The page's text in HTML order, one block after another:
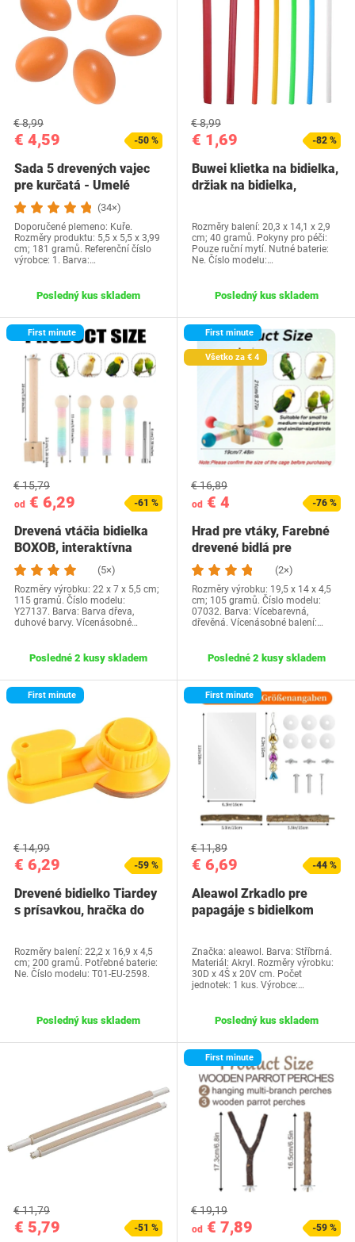
€ 4,59
€ 8,99
-50 %
Sada 5 drevených vajec
pre kurčatá - Umelé
drevené vajíčka…
(34×)
Doporučené plemeno: Kuře.
Rozměry produktu: 5,5 x 5,5 x 3,99
cm; 181 gramů. Referenční číslo
výrobce: 1. Barva:…
Posledný kus skladem
€ 1,69
€ 8,99
-82 %
Buwei klietka na bidielka,
držiak na bidielka,
Rozměry balení: 20,3 x 14,1 x 2,9
cm; 40 gramů. Pokyny pro péči:
Pouze ruční mytí. Nutné baterie:
Ne. Číslo modelu:…
Posledný kus skladem
First minute
od € 6,29
€ 15,79
-61 %
Drevená vtáčia bidielka
BOXOB, interaktívna
hračka s voľným…
(5×)
Rozměry výrobku: 22 x 7 x 5,5 cm;
115 gramů. Číslo modelu:
Y27137. Barva: Barva dřeva,
duhové barvy. Vícenásobné…
Posledné 2 kusy skladem
First minute
Všetko za € 4
od € 4
€ 16,89
-76 %
Hrad pre vtáky, Farebné
drevené bidlá pre
papagáje do…
(2×)
Rozměry výrobku: 19,5 x 14 x 4,5
cm; 105 gramů. Číslo modelu:
07032. Barva: Vícebarevná,
dřevěná. Vícenásobné balení:…
Posledné 2 kusy skladem
First minute
€ 6,29
€ 14,99
-59 %
Drevené bidielko Tiardey
s prísavkou, hračka do
Rozměry balení: 22,2 x 16,9 x 4,5
cm; 200 gramů. Potřebné baterie:
Ne. Číslo modelu: T01-EU-2598.
Posledný kus skladem
First minute
€ 6,69
€ 11,89
-44 %
Aleawol Zrkadlo pre
papagáje s bidielkom
Značka: aleawol. Barva: Stříbrná.
Materiál: Akryl. Rozměry výrobku:
30D x 4Š x 20V cm. Počet
jednotek: 1 kus. Výrobce:…
Posledný kus skladem
€ 5,79
€ 11,79
-51 %
First minute
od € 7,89
€ 19,19
-59 %